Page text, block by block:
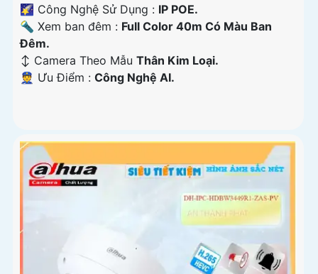
🌠 Công Nghệ Sử Dụng : IP POE.
🔦 Xem ban đêm : Full Color 40m Có Màu Ban
Đêm.
↕️ Camera Theo Mẫu Thân Kim Loại.
️👮 Ưu Điểm : Công Nghệ AI.